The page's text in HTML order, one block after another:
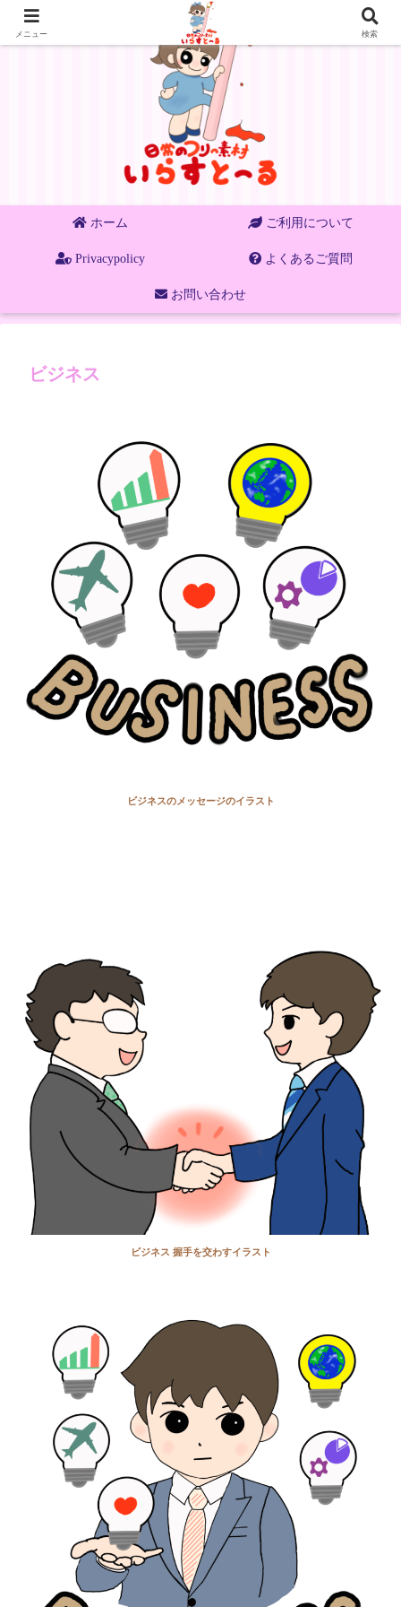
ホーム ご利用について
Privacypolicy よくあるご質問
お問い合わせ
ビジネス
ビジネスのメッセージのイラスト
ビジネス 握手を交わすイラスト
メニュー 検索